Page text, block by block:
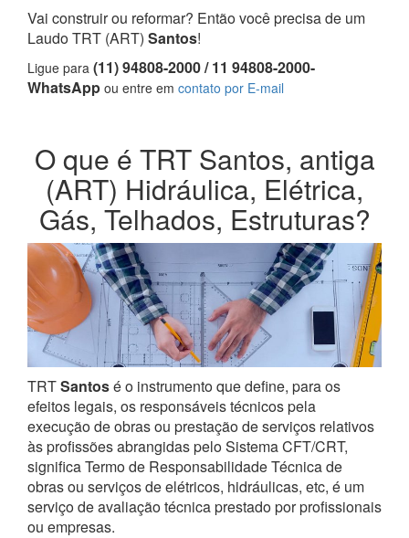
Vai construir ou reformar? Então você precisa de um
Laudo TRT (ART) Santos!
Ligue para (11) 94808-2000 / 11 94808-2000-
WhatsApp ou entre em contato por E-mail
O que é TRT Santos, antiga
(ART) Hidráulica, Elétrica,
Gás, Telhados, Estruturas?
TRTSantosé o instrumento que define, para os
efeitos legais, os responsáveis técnicos pela
execução de obras ou prestação de serviços relativos
às profissões abrangidas pelo Sistema CFT/CRT,
significa Termo de Responsabilidade Técnica de
obras ou serviços de elétricos, hidráulicas, etc, é um
serviço de avaliação técnica prestado por profissionais
ou empresas.